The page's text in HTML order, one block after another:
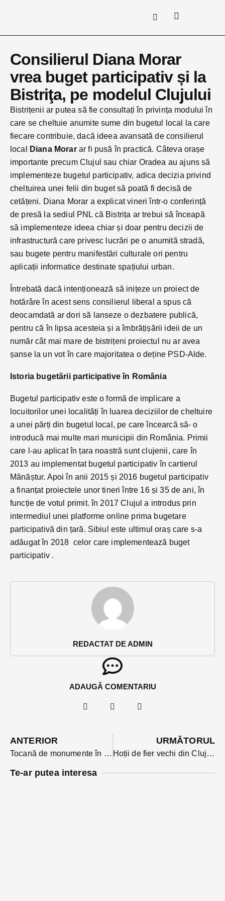
Consilierul Diana Morar
vrea buget participativ și la
Bistriţa, pe modelul Clujului
REDACTAT DE ADMIN
ADAUGĂ COMENTARIU
Bistrițenii ar putea să fie consultați în privința modului în
care se cheltuie anumite sume din bugetul local la care
fiecare contribuie, dacă ideea avansată de consilierul
local
Diana Morarar fi pusă în practică. Câteva orașe
importante precum Clujul sau chiar Oradea au ajuns să
implementeze bugetul participativ, adica decizia privind
cheltuirea unei felii din buget să poată fi decisă de
cetățeni. Diana Morar a explicat vineri într-o conferință
de presă la sediul PNL că Bistrița ar trebui să înceapă
să implementeze ideea chiar și doar pentru decizii de
infrastructură care privesc lucrări pe o anumită stradă,
sau bugete pentru manifestări culturale ori pentru
aplicații informatice destinate spațiului urban.
Întrebată dacă intenționează să inițeze un proiect de
hotărâre în acest sens consilierul liberal a spus că
deocamdată ar dori să lanseze o dezbatere publică,
pentru că în lipsa acesteia și a îmbrățișării ideii de un
număr cât mai mare de bistrițeni proiectul nu ar avea
șanse la un vot în care majoritatea o deține PSD-Alde.
Istoria bugetării participative în România
Bugetul participativ este o formă de implicare a
locuitorilor unei localități în luarea deciziilor de cheltuire
a unei părți din bugetul local, pe care încearcă să- o
introducă mai multe mari municipii din România. Primii
care l-au aplicat în țara noastră sunt clujenii, care în
2013 au implementat bugetul participativ în cartierul
Mănăștur. Apoi în anii 2015 și 2016 bugetul participativ
a finanțat proiectele unor tineri între 16 și 35 de ani, în
funcție de votul primit. în 2017 Clujul a introdus prin
intermediul unei platforme online prima bugetare
participativă din țară. Sibiul este ultimul oraș care s-a
adăugat în 2018 celor care implementează buget
participativ .
ANTERIOR
Tocană de monumente în faţa Palatului Administrativ din Bistriţa de la 1 Decembrie
URMĂTORUL
Hoții de fier vechi din Cluj, săltați de mascații bistrițeni, au ajuns în arest
Te-ar putea interesa